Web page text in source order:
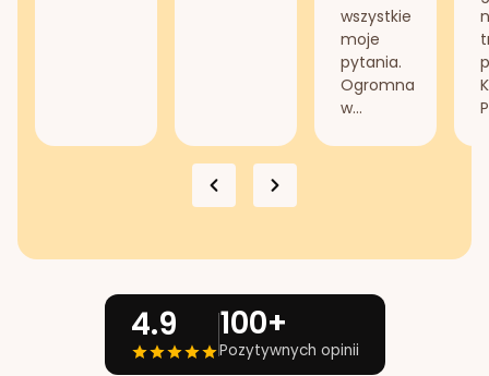
wszystkie
moje
pytania.
Ogromna
w...
4.9 100+
Pozytywnych opinii